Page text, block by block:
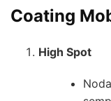
Coating
High Spot